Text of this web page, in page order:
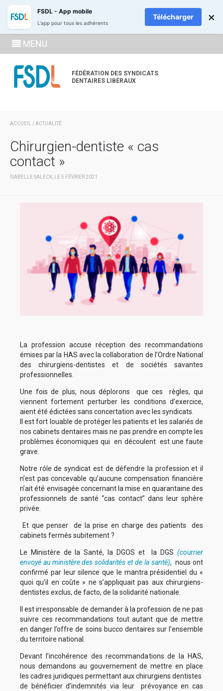
FÉDÉRATION DES SYNDICATS
DENTAIRES LIBÉRAUX
ADHÉREZ
MENU
ACCUEIL /ACTUALITÉ
Chirurgien-dentiste « cas
contact »
ISABELLE SALECK, LE 5 FÉVRIER 2021
La profession accuse réception des recommandations
émises par la HAS avec la collaboration de l’Ordre National
des chirurgiens-dentistes et de sociétés savantes
professionnelles.
Une fois de plus, nous déplorons que ces règles, qui
viennent fortement perturber les conditions d’exercice,
aient été édictées sans concertation avec les syndicats.
Il est fort louable de protéger les patients et les salariés de
nos cabinets dentaires mais ne pas prendre en compte les
problèmes économiques qui en découlent est une faute
grave.
Notre rôle de syndicat est de défendre la profession et il
n’est pas concevable qu’aucune compensation financière
n’ait été envisagée concernant la mise en quarantaine des
professionnels de santé “cas contact” dans leur sphère
privée.
Et que penser de la prise en charge des patients des
cabinets fermés subitement ?
Le Ministère de la Santé, la DGOS et la DGS (courrier
envoyé au ministère des solidarités et de la santé), nous ont
confirmé par leur silence que le mantra présidentiel du «
quoi qu’il en coûte » ne s’appliquait pas aux chirurgiens-
dentistes exclus, de facto, de la solidarité nationale.
Il est irresponsable de demander à la profession de ne pas
suivre ces recommandations tout autant que de mettre
en danger l’offre de soins bucco dentaires sur l’ensemble
du territoire national.
Devant l’incohérence des recommandations de la HAS,
nous demandons au gouvernement de mettre en place
les cadres juridiques permettant aux chirurgiens dentistes
de bénéficier d’indemnités via leur prévoyance en cas
FSDL - App mobile
L'app pour tous les adhérents
Télécharger ×